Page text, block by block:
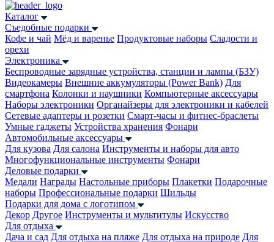
Каталог
Съедобные подарки
Кофе и чай Мёд и варенье Продуктовые наборы Сладости и
орехи
Электроника
Беспроводные зарядные устройства, станции и лампы (БЗУ)
Видеокамеры Внешние аккумуляторы (Power Bank) Для
смартфона Колонки и наушники Компьютерные аксессуары
Наборы электроники Органайзеры для электроники и кабелей
Сетевые адаптеры и розетки Смарт-часы и фитнес-браслеты
Умные гаджеты Устройства хранения Фонари
Автомобильные аксессуары
Для кузова Для салона Инструменты и наборы для авто
Многофункциональные инструменты Фонари
Деловые подарки
Медали Награды Настольные приборы Плакетки Подарочные
наборы Профессиональные подарки Шильды
Подарки для дома с логотипом
Декор Другое Инструменты и мультитулы Искусство
Для отдыха
Дача и сад Для отдыха на пляже Для отдыха на природе Для